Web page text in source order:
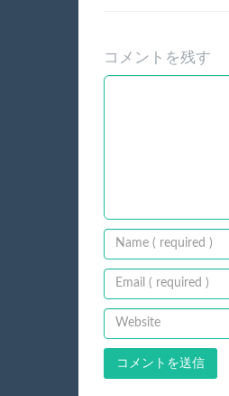
コメントを残す